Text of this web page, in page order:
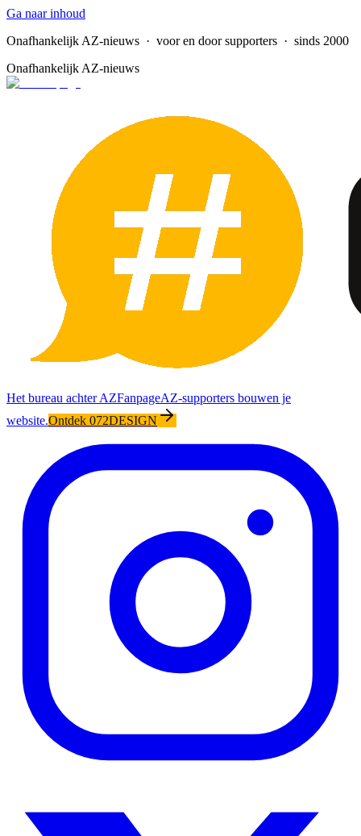
Ga naar inhoud
Onafhankelijk AZ-nieuws · voor en door supporters · sinds 2000
Onafhankelijk AZ-nieuws
Het bureau achter AZFanpageAZ-supporters bouwen je
website.Ontdek 072DESIGN